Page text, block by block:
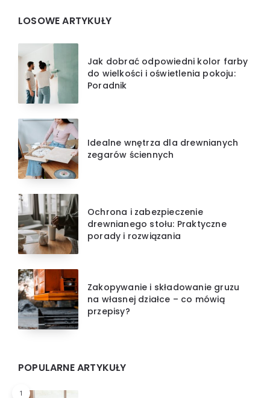
Widgets
LOSOWE ARTYKUŁY
Jak dobrać odpowiedni kolor farby
do wielkości i oświetlenia pokoju:
Poradnik
Idealne wnętrza dla drewnianych
zegarów ściennych
Ochrona i zabezpieczenie
drewnianego stołu: Praktyczne
porady i rozwiązania
Zakopywanie i składowanie gruzu
na własnej działce – co mówią
przepisy?
POPULARNE ARTYKUŁY
1